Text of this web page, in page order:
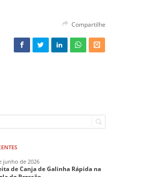
Compartilhe
junho de 2026
de Canja de Galinha Rápida na